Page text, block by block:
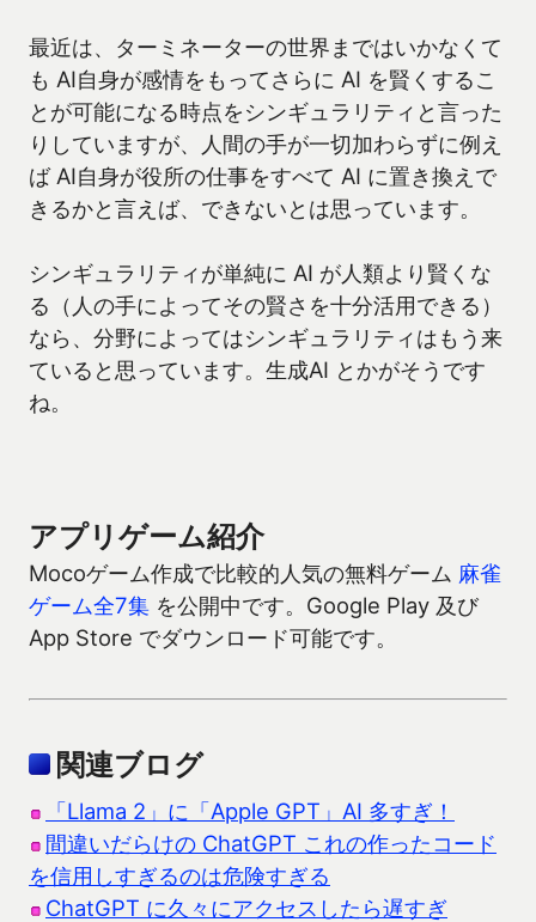
最近は、ターミネーターの世界まではいかなくて
も AI自身が感情をもってさらに AI を賢くするこ
とが可能になる時点をシンギュラリティと言った
りしていますが、人間の手が一切加わらずに例え
ば AI自身が役所の仕事をすべて AI に置き換えで
きるかと言えば、できないとは思っています。
シンギュラリティが単純に AI が人類より賢くな
る（人の手によってその賢さを十分活用できる）
なら、分野によってはシンギュラリティはもう来
ていると思っています。生成AI とかがそうです
ね。
アプリゲーム紹介
Mocoゲーム作成で比較的人気の無料ゲーム 麻雀
ゲーム全7集 を公開中です。Google Play 及び
App Store でダウンロード可能です。
関連ブログ
「Llama 2」に「Apple GPT」AI 多すぎ！
間違いだらけの ChatGPT これの作ったコード
を信用しすぎるのは危険すぎる
ChatGPT に久々にアクセスしたら遅すぎ